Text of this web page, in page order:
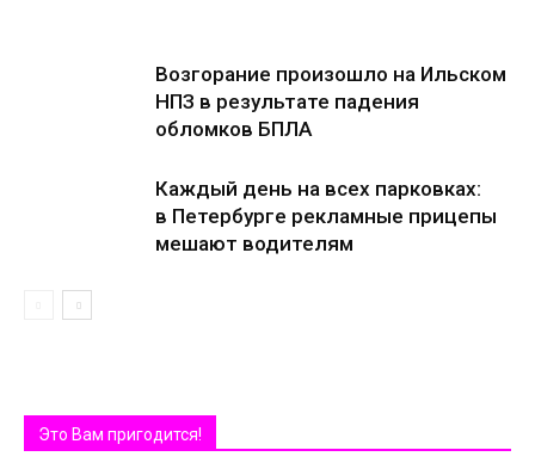
Возгорание произошло на Ильском
НПЗ в результате падения
обломков БПЛА
Каждый день на всех парковках:
в Петербурге рекламные прицепы
мешают водителям
Это Вам пригодится!